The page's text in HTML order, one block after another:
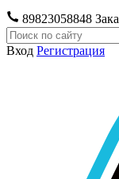
89823058848
Вход Регистрация